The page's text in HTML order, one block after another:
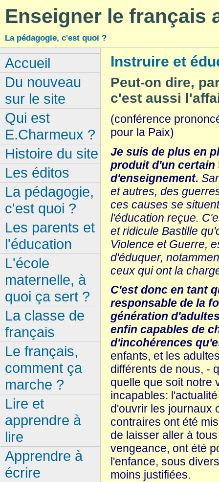
Enseigner le français
La pédagogie, c'est quoi ?
Instruire et
Peut-on dire,
c'est aussi
(conférence
pour la Paix)
Je suis de plus en
produit d'un certain
d'enseignement.
et autres, des
ces causes se
l'éducation reçue.
et ridicule Bastille
Violence et Guerre,
d'éduquer,
ceux qui ont la
C'est donc en tant
responsable de la
génération
enfin capables de
d'incohérences
enfants, et les
différents de nous, -
quelle que soit notre
incapables:
d'ouvrir les journaux
contraires ont été
de laisser aller à
vengeance, ont été
l'enfance, sous
moins justifiées.
Accueil
Du nouveau
sur le site
Qui est
E.Charmeux ?
Histoire du site
Les éditos
La pédagogie,
c'est quoi ?
Les parents et
l'éducation
L'école
maternelle, à
quoi ça sert ?
La classe de
français
Le français,
comment ça
marche ?
Lire et
apprendre à
lire
Apprendre à
écrire